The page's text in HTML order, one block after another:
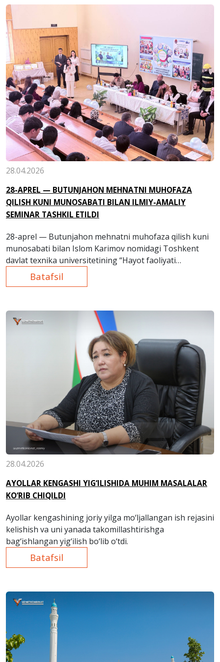
28.04.2026
28-APREL — BUTUNJAHON MEHNATNI MUHOFAZA
QILISH KUNI MUNOSABATI BILAN ILMIY-AMALIY
SEMINAR TASHKIL ETILDI
28-aprel — Butunjahon mehnatni muhofaza qilish kuni
munosabati bilan Islom Karimov nomidagi Toshkent
davlat texnika universitetining “Hayot faoliyati
xavfsizligi” kafedrasida ilmiy-amaliy seminar tashkil
etildi.
Batafsil
28.04.2026
AYOLLAR KENGASHI YIG‘ILISHIDA MUHIM MASALALAR
KO‘RIB CHIQILDI
Ayollar kengashining joriy yilga mo‘ljallangan ish rejasini
kelishish va uni yanada takomillashtirishga
bag‘ishlangan yig‘ilish bo‘lib o‘tdi.
Batafsil